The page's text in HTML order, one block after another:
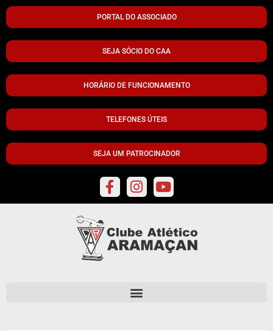
PORTAL DO ASSOCIADO
SEJA SÓCIO DO CAA
HORÁRIO DE FUNCIONAMENTO
TELEFONES ÚTEIS
SEJA UM PATROCINADOR